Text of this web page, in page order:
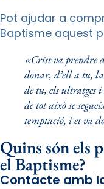
Pot ajudar a
Baptisme aquest
«Crist va prendre
donar, d’ell a tu,
de tu, els ultratges
de tot això se
temptació, i et va
Quins són els
el Baptisme?
Contacte amb